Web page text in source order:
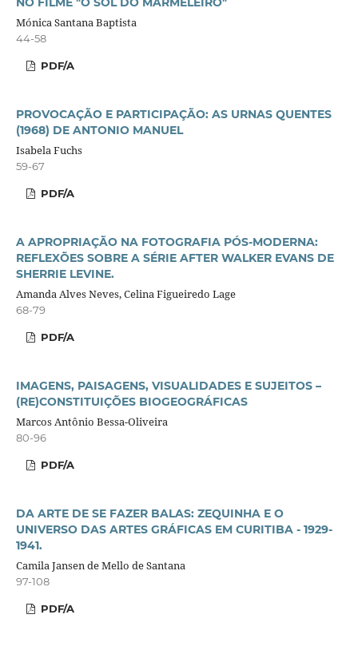
Mónica Santana Baptista
44-58
PDF/A
PROVOCAÇÃO E PARTICIPAÇÃO: AS URNAS QUENTES
(1968) DE ANTONIO MANUEL
Isabela Fuchs
59-67
PDF/A
A APROPRIAÇÃO NA FOTOGRAFIA PÓS-MODERNA:
REFLEXÕES SOBRE A SÉRIE AFTER WALKER EVANS DE
SHERRIE LEVINE.
Amanda Alves Neves, Celina Figueiredo Lage
68-79
PDF/A
IMAGENS, PAISAGENS, VISUALIDADES E SUJEITOS –
(RE)CONSTITUIÇÕES BIOGEOGRÁFICAS
Marcos Antônio Bessa-Oliveira
80-96
PDF/A
DA ARTE DE SE FAZER BALAS: ZEQUINHA E O
UNIVERSO DAS ARTES GRÁFICAS EM CURITIBA - 1929-
1941.
Camila Jansen de Mello de Santana
97-108
PDF/A